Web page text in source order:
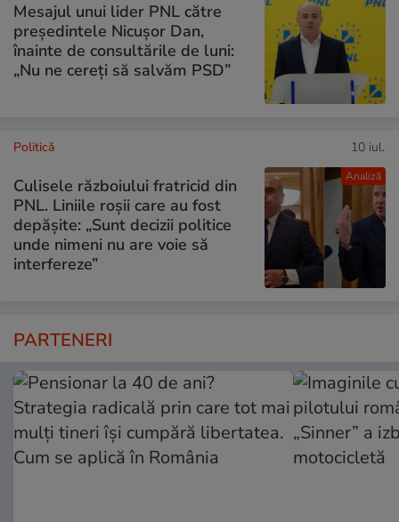
Mesajul unui lider PNL către
președintele Nicușor Dan,
înainte de consultările de luni:
„Nu ne cereți să salvăm PSD”
Analiză
Politică 10 iul.
Culisele războiului fratricid din
PNL. Liniile roșii care au fost
depășite: „Sunt decizii politice
unde nimeni nu are voie să
interfereze”
PARTENERI